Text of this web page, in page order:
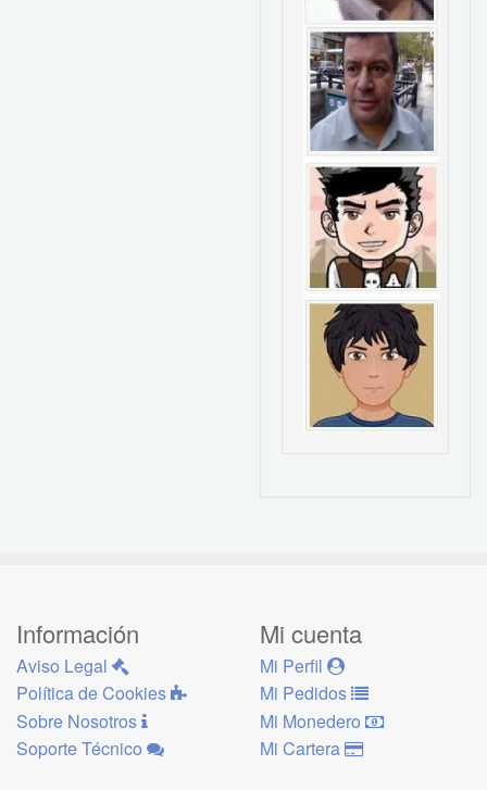
Información
Aviso Legal
Política de Cookies
Sobre Nosotros
Soporte Técnico
Mi cuenta
Mi Perfil
Mi Pedidos
Mi Monedero
Mi Cartera